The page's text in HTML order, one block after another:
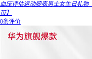
血压评估运动腕表男士女生日礼物
带】
0条评价